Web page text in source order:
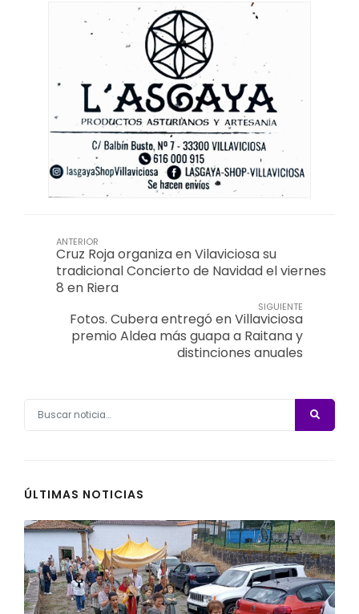
ANTERIOR
Cruz Roja organiza en Vilaviciosa su
tradicional Concierto de Navidad el viernes
8 en Riera
SIGUIENTE
Fotos. Cubera entregó en Villaviciosa
premio Aldea más guapa a Raitana y
distinciones anuales
ÚLTIMAS NOTICIAS